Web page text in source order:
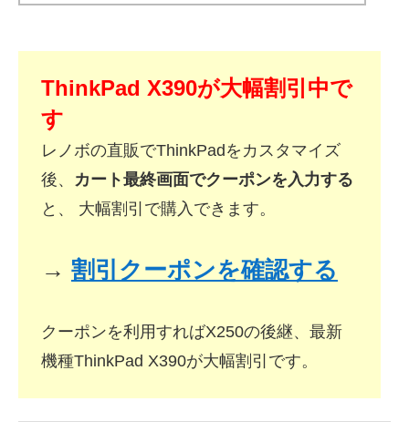
ThinkPad X390が大幅割引中で
す
レノボの直販でThinkPadをカスタマイズ
後、 カート最終画面でクーポンを入力する
と、 大幅割引で購入できます。
→ 割引クーポンを確認する
クーポンを利用すればX250の後継、最新
機種ThinkPad X390が大幅割引です。